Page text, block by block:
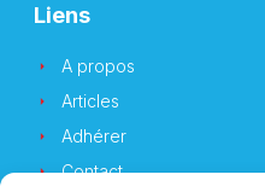
Liens
A propos
Articles
Adhérer
Contact